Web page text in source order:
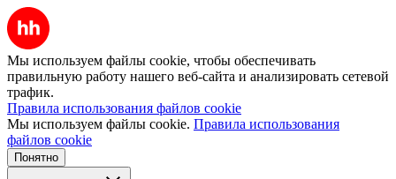
Мы используем файлы cookie, чтобы обеспечивать
правильную работу нашего веб-сайта и анализировать сетевой
трафик.
Правила использования файлов cookie
Мы используем файлы cookie. Правила использования
файлов cookie
Понятно